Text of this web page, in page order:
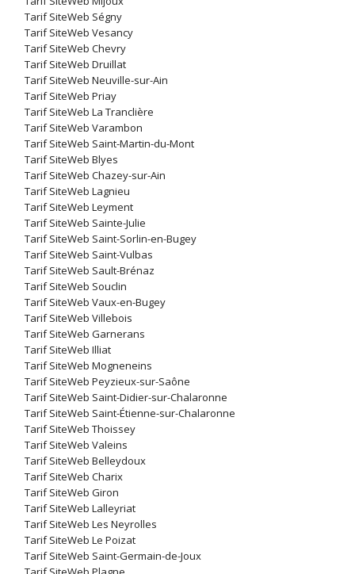
Tarif SiteWeb Ségny
Tarif SiteWeb Vesancy
Tarif SiteWeb Chevry
Tarif SiteWeb Druillat
Tarif SiteWeb Neuville-sur-Ain
Tarif SiteWeb Priay
Tarif SiteWeb La Tranclière
Tarif SiteWeb Varambon
Tarif SiteWeb Saint-Martin-du-Mont
Tarif SiteWeb Blyes
Tarif SiteWeb Chazey-sur-Ain
Tarif SiteWeb Lagnieu
Tarif SiteWeb Leyment
Tarif SiteWeb Sainte-Julie
Tarif SiteWeb Saint-Sorlin-en-Bugey
Tarif SiteWeb Saint-Vulbas
Tarif SiteWeb Sault-Brénaz
Tarif SiteWeb Souclin
Tarif SiteWeb Vaux-en-Bugey
Tarif SiteWeb Villebois
Tarif SiteWeb Garnerans
Tarif SiteWeb Illiat
Tarif SiteWeb Mogneneins
Tarif SiteWeb Peyzieux-sur-Saône
Tarif SiteWeb Saint-Didier-sur-Chalaronne
Tarif SiteWeb Saint-Étienne-sur-Chalaronne
Tarif SiteWeb Thoissey
Tarif SiteWeb Valeins
Tarif SiteWeb Belleydoux
Tarif SiteWeb Charix
Tarif SiteWeb Giron
Tarif SiteWeb Lalleyriat
Tarif SiteWeb Les Neyrolles
Tarif SiteWeb Le Poizat
Tarif SiteWeb Saint-Germain-de-Joux